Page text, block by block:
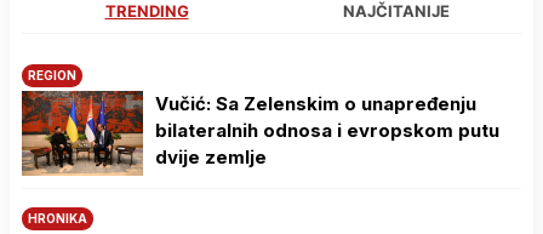
TRENDING NAJČITANIJE
REGION
Vučić: Sa Zelenskim o unapređenju
bilateralnih odnosa i evropskom putu
dvije zemlje
HRONIKA